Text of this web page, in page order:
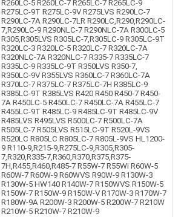
R260LC-5 R260LC-7 R265LC-7 R265LC-9
R275LC-9T R275LC-9V R275LVS R290LC-7
R290LC-7A R290LC-7LR R290LC,R290,R290LC-
7,R290LC-9 R290NLC-7 R290NLC-7A R300LC-5
R305,R305LVS R305LC-7,R305LC-9 R305LC-9T
R320LC-3 R320LC-5 R320LC-7 R320LC-7A
R320NLC-7A R320NLC-7 R335-7 R335LC-7
R335LC-9 R335LC-9T R350LVS R350-7,
R350LC-9V R355LVS R360LC-7 R360LC-7A
R370LC-7 R375LC-7 R375LC-7H R385LC-9
R385LC-9T R385LVS R420 R450 R450-7 R450-
7A R450LC-5 R450LC-7 R450LC-7A R455LC-7
R455LC-9T R485LC-9 R485LC-9T R485LC-9V
R485LVS R495LVS R500LC-7 R500LC-7A
R505LC-7 R505LVS R515LC-9T R520L-9VS
R520LC R805LC R805LC-7 R805L-9VS HL1200-
9 R110-9,R215-9,R275LC-9,R305,R305-
7,R320,R335-7,R360,R370,R375,R375-
7H,R455,R460,R485-7 R55W-7 R55Wi R60W-5
R60W-7 R60W-9 R60WVS R90W-9 R130W-3
R130W-5 HW140 R140W-7 R150WVS R150W-5
R150W-7 R150W-9 R150W-V R170W-3 R170W-7
R180W-9A R200W-3 R200W-5 R200W-7 R210W
R210W-5 R210W-7 R210W-9